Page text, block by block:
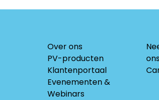
Over ons
PV-producten
Klantenportaal
Evenementen &
Webinars